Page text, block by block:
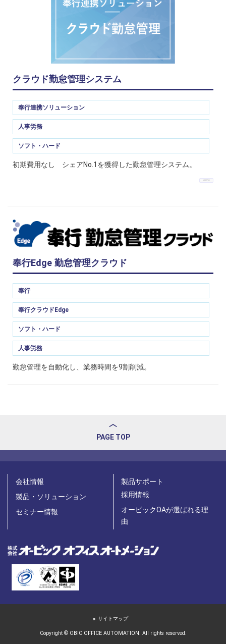
クラウド勤怠管理システム
奉行連携ソリューション
人事労務
ソフト・ハード
初期費用なし シェアNo.1を獲得した勤怠管理システム。
W-006
奉行Edge 勤怠管理クラウド
奉行
奉行クラウドEdge
ソフト・ハード
人事労務
勤怠管理を自動化し、業務時間を9割削減。
PAGE TOP
会社情報
製品・ソリューション
セミナー情報
製品サポート
採用情報
オービックOAが選ばれる理
由
サイトマップ
Copyright © OBIC OFFICE AUTOMATION. All rights reserved.